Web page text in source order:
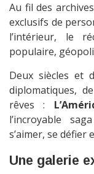
Au fil des
exclusifs de
l’intérieur, le
populaire,
Deux siècles et
diplomatiques,
rêves :
l’incroyable
s’aimer, se défier
Une galerie